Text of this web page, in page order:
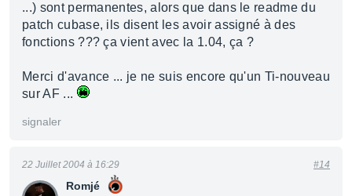
...) sont permanentes, alors que dans le readme du
patch cubase, ils disent les avoir assigné à des
fonctions ??? ça vient avec la 1.04, ça ?
Merci d'avance ... je ne suis encore qu'un Ti-nouveau
sur AF ...
signaler
Romjé
22 Juillet 2004 à 16:29 #14